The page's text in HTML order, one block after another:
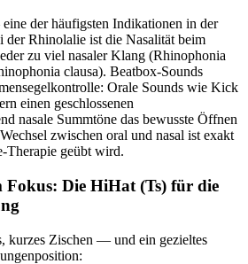
der häufigsten Indikationen in der
der Rhinolalie ist die Nasalität beim
zu viel nasaler Klang (Rhinophonia
clausa). Beatbox-Sounds
Orale Sounds wie Kick
einen geschlossenen
nasale Summtöne das bewusste Öffnen
zwischen oral und nasal ist exakt
Therapie geübt wird.
Die HiHat (Ts) für die
kurzes Zischen — und ein gezieltes